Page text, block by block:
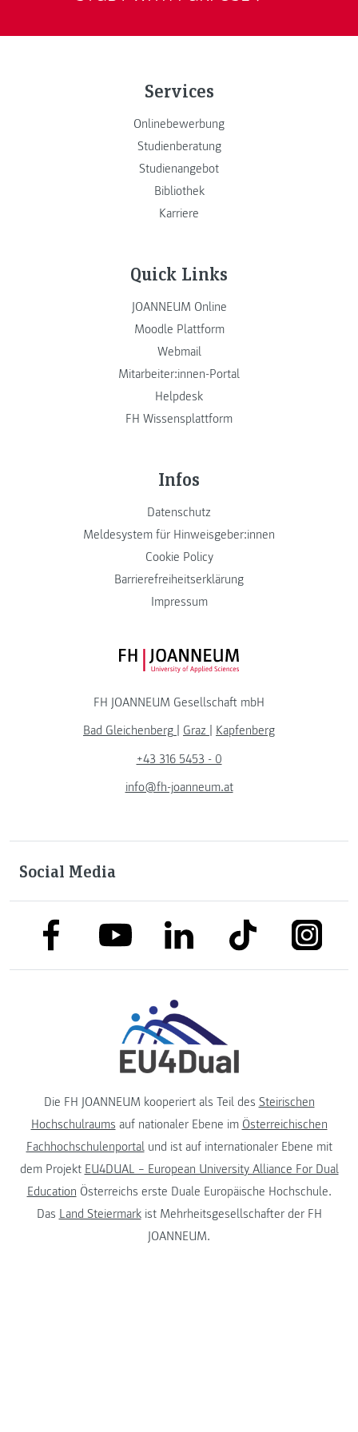
Services
Onlinebewerbung
Studienberatung
Studienangebot
Bibliothek
Karriere
Quick Links
JOANNEUM Online
Moodle Plattform
Webmail
Mitarbeiter:innen-Portal
Helpdesk
FH Wissensplattform
Infos
Datenschutz
Meldesystem für Hinweisgeber:innen
Cookie Policy
Barrierefreiheitserklärung
Impressum
FH JOANNEUM Logo
FH JOANNEUM Gesellschaft mbH
Bad Gleichenberg
Graz
Kapfenberg
+43 316 5453 - 0
info@fh-joanneum.at
Social Media
link to facebooklink to youtubelink to linkedinlink to tiktok
Die FH JOANNEUM kooperiert als Teil des Steirischen
Hochschulraums auf nationaler Ebene im Österreichischen
Fachhochschulenportalund ist auf internationaler Ebene mit
dem Projekt EU4DUAL – European University Alliance For Dual
Education Österreichs erste Duale Europäische Hochschule.
Das Land Steiermarkist Mehrheitsgesellschafter der FH
JOANNEUM.